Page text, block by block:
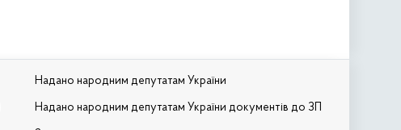
Надано народним депутатам України
Надано народним депутатам України документів до ЗП